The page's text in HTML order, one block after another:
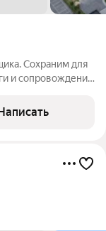
Сохраним для
и сопровождение
комплекс